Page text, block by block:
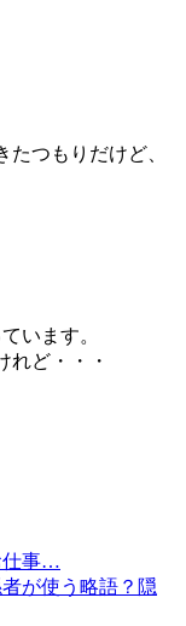
つもりだけど、
います。
れど・・・
仕事…
が使う略語？隠